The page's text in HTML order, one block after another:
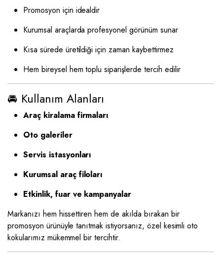
Promosyon için idealdir
Kurumsal araçlarda profesyonel görünüm sunar
Kısa sürede üretildiği için zaman kaybettirmez
Hem bireysel hem toplu siparişlerde tercih edilir
🚘 Kullanım Alanları
Araç kiralama firmaları
Oto galeriler
Servis istasyonları
Kurumsal araç filoları
Etkinlik, fuar ve kampanyalar
Markanızı hem hissettiren hem de akılda bırakan bir
promosyon ürünüyle tanıtmak istiyorsanız, özel kesimli oto
kokularımız mükemmel bir tercihtir.